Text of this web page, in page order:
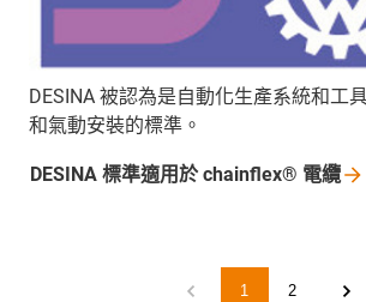
DESINA 被認為是自動化生產系統和工
和氣動安裝的標準。
DESINA 標準適用於 chainflex® 電纜
1 2